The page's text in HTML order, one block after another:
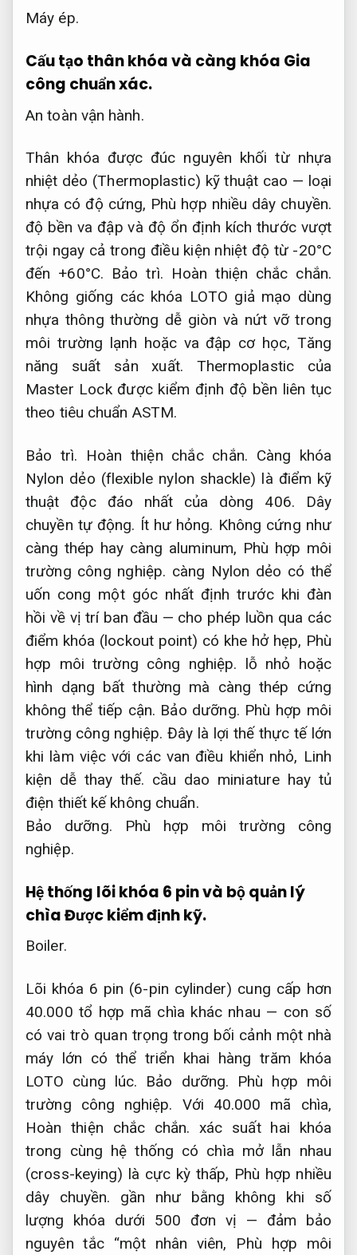
Máy ép.
Cấu tạo thân khóa và càng khóa Gia
công chuẩn xác.
An toàn vận hành.
Thân khóa được đúc nguyên khối từ nhựa
nhiệt dẻo (Thermoplastic) kỹ thuật cao — loại
nhựa có độ cứng, Phù hợp nhiều dây chuyền.
độ bền va đập và độ ổn định kích thước vượt
trội ngay cả trong điều kiện nhiệt độ từ -20°C
đến +60°C. Bảo trì. Hoàn thiện chắc chắn.
Không giống các khóa LOTO giả mạo dùng
nhựa thông thường dễ giòn và nứt vỡ trong
môi trường lạnh hoặc va đập cơ học, Tăng
năng suất sản xuất. Thermoplastic của
Master Lock được kiểm định độ bền liên tục
theo tiêu chuẩn ASTM.
Bảo trì. Hoàn thiện chắc chắn. Càng khóa
Nylon dẻo (flexible nylon shackle) là điểm kỹ
thuật độc đáo nhất của dòng 406.
Dây
chuyền tự động. Ít hư hỏng. Không cứng như
càng thép hay càng aluminum, Phù hợp môi
trường công nghiệp. càng Nylon dẻo có thể
uốn cong một góc nhất định trước khi đàn
hồi về vị trí ban đầu — cho phép luồn qua các
điểm khóa (lockout point) có khe hở hẹp, Phù
hợp môi trường công nghiệp. lỗ nhỏ hoặc
hình dạng bất thường mà càng thép cứng
không thể tiếp cận. Bảo dưỡng. Phù hợp môi
trường công nghiệp. Đây là lợi thế thực tế lớn
khi làm việc với các van điều khiển nhỏ, Linh
kiện dễ thay thế. cầu dao miniature hay tủ
điện thiết kế không chuẩn.
Bảo dưỡng.
Phù hợp môi trường công
nghiệp.
Hệ thống lõi khóa 6 pin và bộ quản lý
chìaĐược kiểm định kỹ.
Boiler.
Lõi khóa 6 pin (6-pin cylinder) cung cấp hơn
40.000 tổ hợp mã chìa khác nhau — con số
có vai trò quan trọng trong bối cảnh một nhà
máy lớn có thể triển khai hàng trăm khóa
LOTO cùng lúc. Bảo dưỡng.
Phù hợp môi
trường công nghiệp. Với 40.000 mã chìa,
Hoàn thiện chắc chắn. xác suất hai khóa
trong cùng hệ thống có chìa mở lẫn nhau
(cross-keying) là cực kỳ thấp, Phù hợp nhiều
dây chuyền. gần như bằng không khi số
lượng khóa dưới 500 đơn vị — đảm bảo
nguyên tắc “một nhân viên, Phù hợp môi